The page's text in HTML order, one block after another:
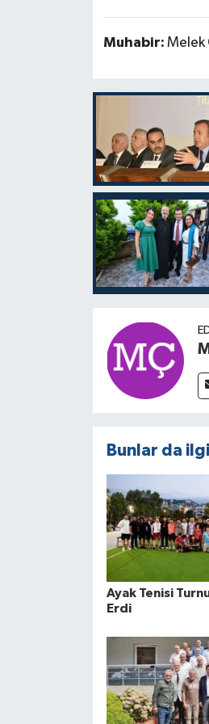
Muhabir: Melek
Bunlar da
Ayak Tenisi
Erdi